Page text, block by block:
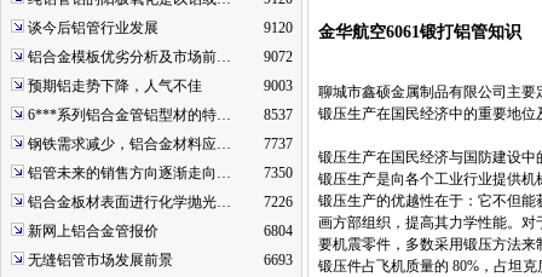
谈今后铝管行业发展
9120
铝合金模板优劣分析及市场前…
9072
预期铝走势下降，人气不佳
9003
6***系列铝合金管铝型材的特…
8537
钢铁需求减少，铝合金材料应…
7737
铝管未来的销售方向逐渐走向…
7350
铝合金板材表面进行化学抛光…
7226
新网上铝合金管报价
6804
无缝铝管市场发展前景
6693
金华航空6061锻打铝管知识
聊城市鑫硕金属制品有限公司主要
锻压生产在国民经济中的重要地
锻压生产在国民经济与国防建设中
锻压生产是向各个工业行业提供机
锻压生产的优越性在于：它不但
画方部组织，提高其力学性能。
要机震零件，多数采用锻压方法来
锻压件占飞机质量的 80%，占坦